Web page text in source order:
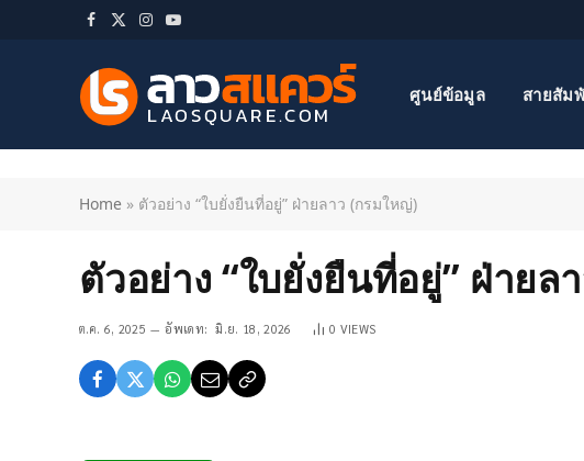
Facebook
X
Instagram
YouTube
ศูนย์ข้อมูล สายสัม
Home » ตัวอย่าง “ใบยั่งยืนที่อยู่” ฝ่ายลาว (กรมใหญ่)
ตัวอย่าง “ใบยั่งยืนที่อยู่” ฝ่ายล
ต.ค. 6, 2025 อัพเดท: มิ.ย. 18, 2026 0 VIEWS